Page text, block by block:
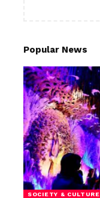
Popular News
SOCIETY & CULTURE